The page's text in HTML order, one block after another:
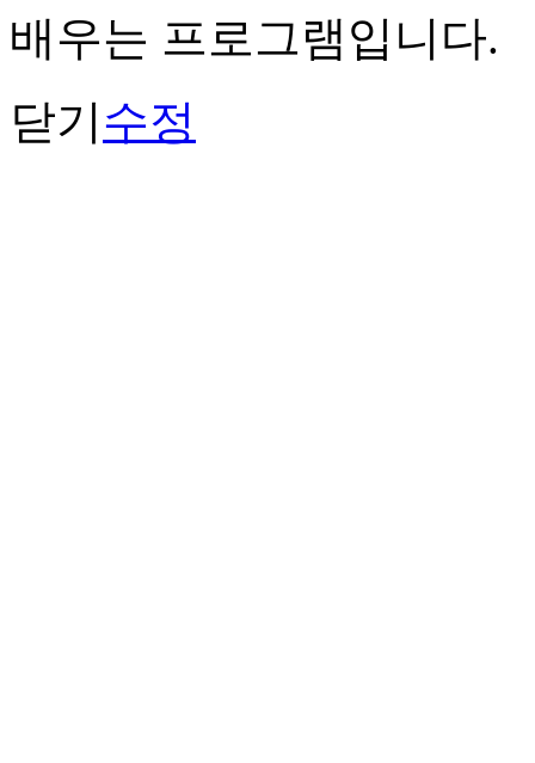
배우는 프로그램입니다.
닫기수정